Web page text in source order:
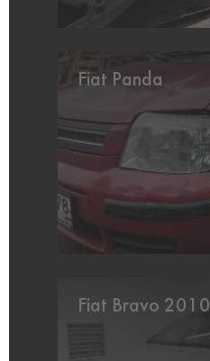
Fiat Panda
Fiat Bravo 2010